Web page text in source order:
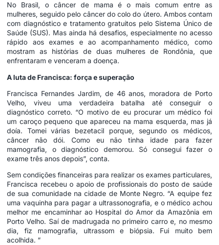
No Brasil, o câncer de mama é o mais comum entre as
mulheres, seguido pelo câncer do colo do útero. Ambos contam
com diagnóstico e tratamento gratuitos pelo Sistema Único de
Saúde (SUS). Mas ainda há desafios, especialmente no acesso
rápido aos exames e ao acompanhamento médico, como
mostram as histórias de duas mulheres de Rondônia, que
enfrentaram e venceram a doença.
A luta de Francisca: força e superação
Francisca Fernandes Jardim, de 46 anos, moradora de Porto
Velho, viveu uma verdadeira batalha até conseguir o
diagnóstico correto. “O motivo de eu procurar um médico foi
um caroço pequeno que apareceu na mama esquerda, mas já
doía. Tomei várias bezetacil porque, segundo os médicos,
câncer não dói. Como eu não tinha idade para fazer
mamografia, o diagnóstico demorou. Só consegui fazer o
exame três anos depois”, conta.
Sem condições financeiras para realizar os exames particulares,
Francisca recebeu o apoio de profissionais do posto de saúde
de sua comunidade na cidade de Monte Negro. “A equipe fez
uma vaquinha para pagar a ultrassonografia, e o médico achou
melhor me encaminhar ao Hospital do Amor da Amazônia em
Porto Velho. Saí de madrugada no primeiro carro e, no mesmo
dia, fiz mamografia, ultrassom e biópsia. Fui muito bem
acolhida. ”